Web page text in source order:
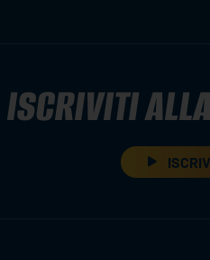
ISCRIVITI ALLA